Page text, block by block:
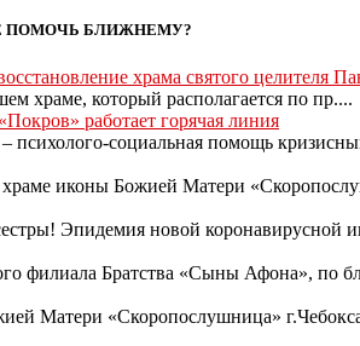
ПОМОЧЬ БЛИЖНЕМУ?
храма святого целителя
храме, который располагается по пр....
работает горячая линия
психолого-социальная помощь
иконы Божией Матери
Эпидемия новой коронавирусной
филиала Братства «Сыны Афона», по
Матери «Скоропослушница»